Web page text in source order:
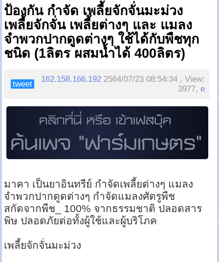
ป้องกัน กำจัด เพลี้ยจักจั่นมะม่วง
เพลี้ยจักจั่น เพลี้ยต่างๆ และ แมลง
จำพวกปากดูดต่างๆ ใช้ได้กับพืชทุก
ชนิด (1ลิตร ผสมน้ำได้ 400ลิตร)
tweet
162.158.166.192 2564/07/23 08:54:34 , View:
3977,e
มาคา เป็นยาอินทรีย์ กำจัดเพลี้ยต่างๆ แมลง
จำพวกปากดูดต่างๆ กำจัดแมลงศัตรูพืช
สกัดจากพืช_ 100% จากธรรมชาติ ปลอดสาร
พิษ ปลอดภัยต่อทั้งผู้ใช้และผู้บริโภค
เพลี้ยจักจั่นมะม่วง